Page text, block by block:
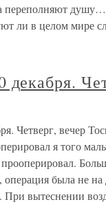
переполняют
ли в целом мире
декабря.
Четверг, вечер
я того
операция была не
При вытеснении